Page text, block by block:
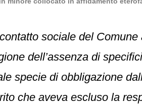
sociale del
dell’assenza di
specie di obbligazione
che aveva escluso la